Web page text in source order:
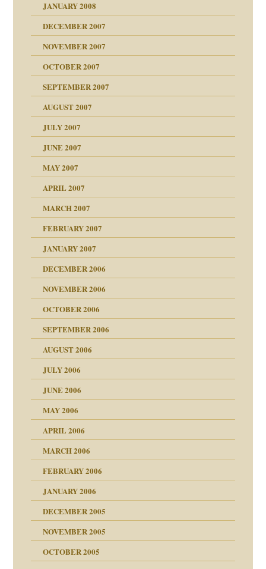
und Staat
in meiner
JANUARY 2008
DECEMBER 2007
NOVEMBER 2007
voller Absicht!"
OCTOBER 2007
SEPTEMBER 2007
AUGUST 2007
JULY 2007
JUNE 2007
MAY 2007
APRIL 2007
MARCH 2007
FEBRUARY 2007
JANUARY 2007
DECEMBER 2006
NOVEMBER 2006
OCTOBER 2006
SEPTEMBER 2006
AUGUST 2006
JULY 2006
JUNE 2006
MAY 2006
APRIL 2006
MARCH 2006
FEBRUARY 2006
JANUARY 2006
DECEMBER 2005
NOVEMBER 2005
OCTOBER 2005